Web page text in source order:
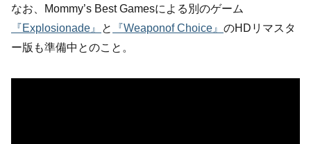
なお、Mommy’s Best Gamesによる別のゲーム
『Explosionade』
と 『Weaponof Choice』 のHDリマスタ
ー版も準備中とのこと。